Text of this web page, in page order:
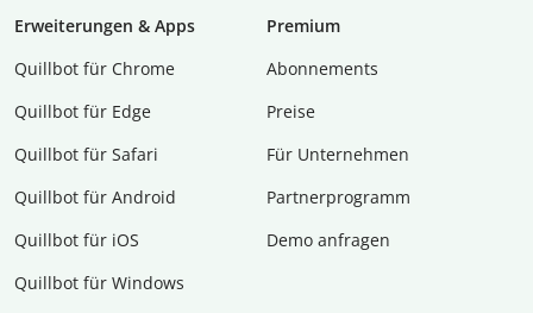
Erweiterungen & Apps
Quillbot für Chrome
Quillbot für Edge
Quillbot für Safari
Quillbot für Android
Quillbot für iOS
Quillbot für Windows
Premium
Abon­ne­ments
Preise
Für Unternehmen
Partnerprogramm
Demo anfragen